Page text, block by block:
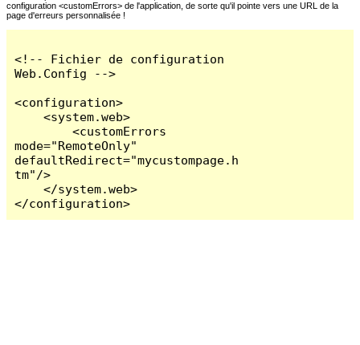
configuration <customErrors> de l'application, de sorte qu'il pointe vers une URL de la
page d'erreurs personnalisée !
<!-- Fichier de configuration
Web.Config -->
<configuration>
    <system.web>
        <customErrors
mode="RemoteOnly"
defaultRedirect="mycustompage.h
tm"/>
    </system.web>
</configuration>